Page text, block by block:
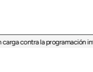
contra la programación